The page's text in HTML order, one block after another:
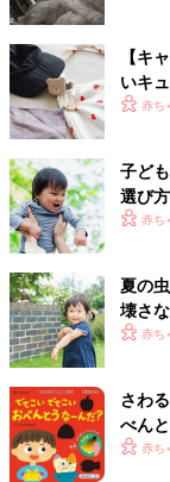
【キ
いキ
赤ち
子ど
選び
科医】
赤ち
夏の
壊さ
ニ」赤ち
さわ
べん
赤ち